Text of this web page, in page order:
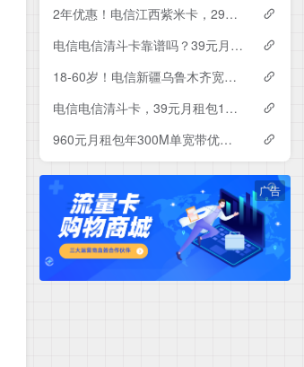
2年优惠！电信江西紫米卡，29元月租包500G+200分钟
电信电信清斗卡靠谱吗？39元月租包185G+200分钟实测分享
18-60岁！电信新疆乌鲁木齐宽带卡，119-229元月租1200-1800M120-240G+1300-3000分钟融合宽带套餐
电信电信清斗卡，39元月租包185G+200分钟
960元月租包年300M单宽带优惠套餐！电信辽宁沈阳宽带卡套餐详情与办理指南
广告